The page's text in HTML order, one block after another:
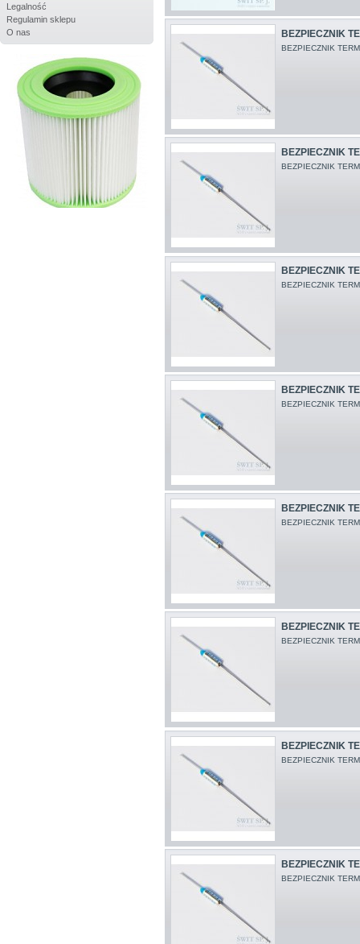
Legalność
Regulamin sklepu
O nas
BEZPIECZNIK
BEZPIECZNIK
BEZPIECZNIK
BEZPIECZNIK
BEZPIECZNIK
BEZPIECZNIK
BEZPIECZNIK
BEZPIECZNIK
BEZPIECZNIK
BEZPIECZNIK
BEZPIECZNIK
BEZPIECZNIK
BEZPIECZNIK
BEZPIECZNIK
BEZPIECZNIK
BEZPIECZNIK